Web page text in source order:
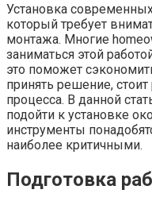
Установка
который требует
монтажа. Многие
заниматься этой
это поможет
принять решение, стоит
процесса. В данной
подойти к установке
инструменты
наиболее критичными.
Подготовка